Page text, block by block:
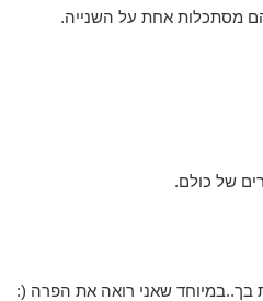
מסתכלות אחת על השנייה.
של כולם.
בך..במיוחד שאני רואה את הפרה (: